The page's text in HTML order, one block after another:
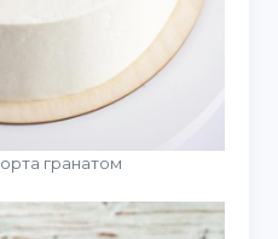
гранатом